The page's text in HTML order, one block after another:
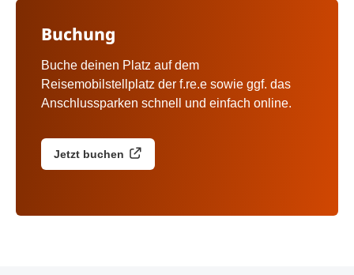
Buchung
Buche deinen Platz auf dem
Reisemobilstellplatz der f.re.e sowie ggf. das
Anschlussparken schnell und einfach online.
Jetzt buchen